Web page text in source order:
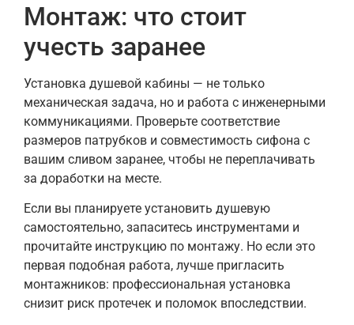
Монтаж: что стоит
учесть заранее
Установка душевой кабины — не только
механическая задача, но и работа с инженерными
коммуникациями. Проверьте соответствие
размеров патрубков и совместимость сифона с
вашим сливом заранее, чтобы не переплачивать
за доработки на месте.
Если вы планируете установить душевую
самостоятельно, запаситесь инструментами и
прочитайте инструкцию по монтажу. Но если это
первая подобная работа, лучше пригласить
монтажников: профессиональная установка
снизит риск протечек и поломок впоследствии.